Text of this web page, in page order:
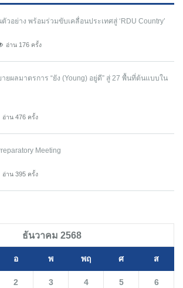
อย่าง พร้อมร่วมขับเคลื่อนประเทศสู่ ‘RDU Country’
อ่าน 176 ครั้ง
ยผลมาตรการ “ยัง (Young) อยู่ดี” สู่ 27 พื้นที่ต้นแบบใน
อ่าน 476 ครั้ง
Meeting
อ่าน 395 ครั้ง
ธันวาคม 2568
อ พ พฤ ศ ส
2 3 4 5 6